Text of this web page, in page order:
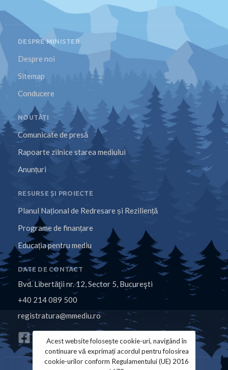
DESPRE MINISTER
Despre noi
Sitemap
Conducere
NOUTĂȚI
Comunicate de presă
Rapoarte zilnice starea mediului
Anunțuri
RESURSE ȘI PROIECTE
Planul Național de Redresare și Reziliență
Programe de finanțare
Educația pentru mediu
DATE DE CONTACT
Bvd. Libertăţii nr. 12, Sector 5, Bucureşti
+40 214 089 500
registratura@mmediu.ro
Acest website folosește cookie-uri, navigând în
continuare vă exprimați acordul pentru folosirea
cookie-urilor conform Regulamentului (UE) 2016